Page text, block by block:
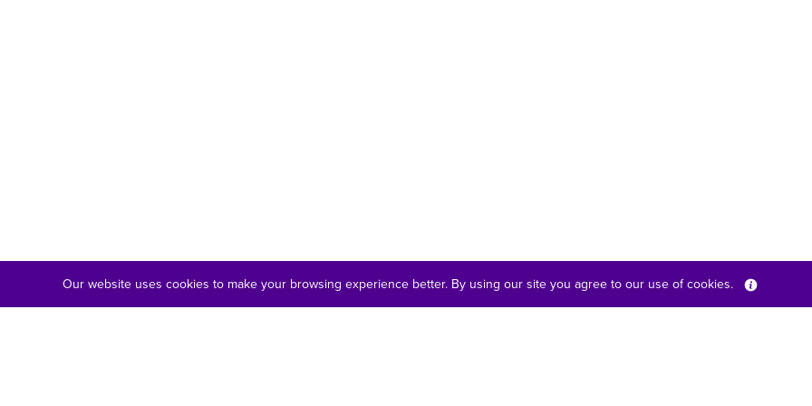
Our website uses cookies to make your browsing experience better. By using our site you agree to our use of cookies.